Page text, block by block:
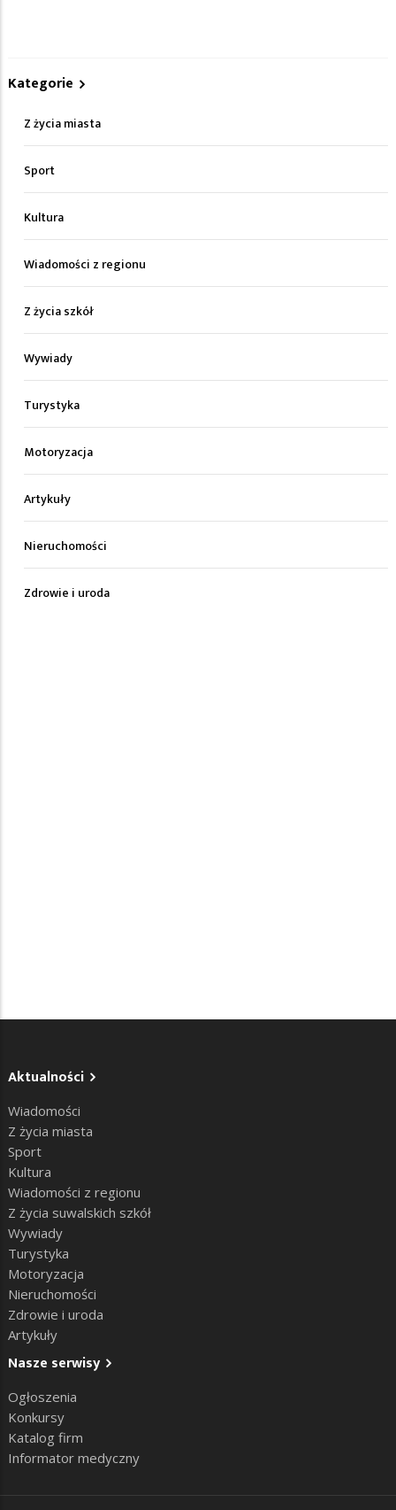
Kategorie
Z życia miasta
Sport
Kultura
Wiadomości z regionu
Z życia szkół
Wywiady
Turystyka
Motoryzacja
Artykuły
Nieruchomości
Zdrowie i uroda
Aktualności
Wiadomości
Z życia miasta
Sport
Kultura
Wiadomości z regionu
Z życia suwalskich szkół
Wywiady
Turystyka
Motoryzacja
Nieruchomości
Zdrowie i uroda
Artykuły
Nasze serwisy
Ogłoszenia
Konkursy
Katalog firm
Informator medyczny